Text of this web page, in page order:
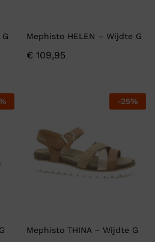
Mephisto HELEN – Wijdte G
€ 109,95
-25%
Mephisto THINA – Wijdte G